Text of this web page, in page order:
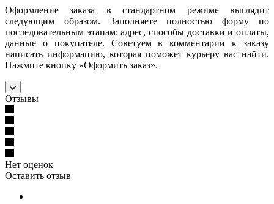
Оформление заказа в стандартном режиме выглядит
следующим образом. Заполняете полностью форму по
последовательным этапам: адрес, способы доставки и оплаты,
данные о покупателе. Советуем в комментарии к заказу
написать информацию, которая поможет курьеру вас найти.
Нажмите кнопку «Оформить заказ».
Отзывы
Нет оценок
Оставить отзыв